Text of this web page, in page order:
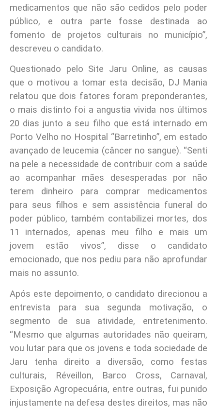
medicamentos que não são cedidos pelo poder
público, e outra parte fosse destinada ao
fomento de projetos culturais no município”,
descreveu o candidato.
Questionado pelo Site Jaru Online, as causas
que o motivou a tomar esta decisão, DJ Mania
relatou que dois fatores foram preponderantes,
o mais distinto foi a angustia vivida nos últimos
20 dias junto a seu filho que está internado em
Porto Velho no Hospital “Barretinho”, em estado
avançado de leucemia (câncer no sangue). “Senti
na pele a necessidade de contribuir com a saúde
ao acompanhar mães desesperadas por não
terem dinheiro para comprar medicamentos
para seus filhos e sem assistência funeral do
poder público, também contabilizei mortes, dos
11 internados, apenas meu filho e mais um
jovem estão vivos”, disse o candidato
emocionado, que nos pediu para não aprofundar
mais no assunto.
Após este depoimento, o candidato direcionou a
entrevista para sua segunda motivação, o
segmento de sua atividade, entretenimento.
“Mesmo que algumas autoridades não queiram,
vou lutar para que os jovens e toda sociedade de
Jaru tenha direito a diversão, como festas
culturais, Réveillon, Barco Cross, Carnaval,
Exposição Agropecuária, entre outras, fui punido
injustamente na defesa destes direitos, mas não